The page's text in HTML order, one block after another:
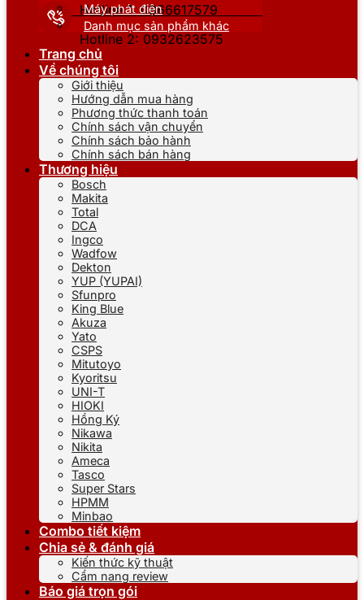
Hotline 1: 0866617579
Hotline 2: 0932623575
Máy phát điện
Danh mục sản phẩm khác
Trang chủ
Về chúng tôi
Giới thiệu
Hướng dẫn mua hàng
Phương thức thanh toán
Chính sách vận chuyển
Chính sách bảo hành
Chính sách bán hàng
Thương hiệu
Bosch
Makita
Total
DCA
Ingco
Wadfow
Dekton
YUP (YUPAI)
Sfunpro
King Blue
Akuza
Yato
CSPS
Mitutoyo
Kyoritsu
UNI-T
HIOKI
Hồng Ký
Nikawa
Nikita
Ameca
Tasco
Super Stars
HPMM
Minbao
Combo tiết kiệm
Chia sẻ & đánh giá
Kiến thức kỹ thuật
Cẩm nang review
Báo giá trọn gói